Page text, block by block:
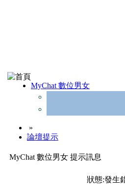
MyChat 數位男女
»
論壇提示
MyChat 數位男女 提示訊息
狀態:發生